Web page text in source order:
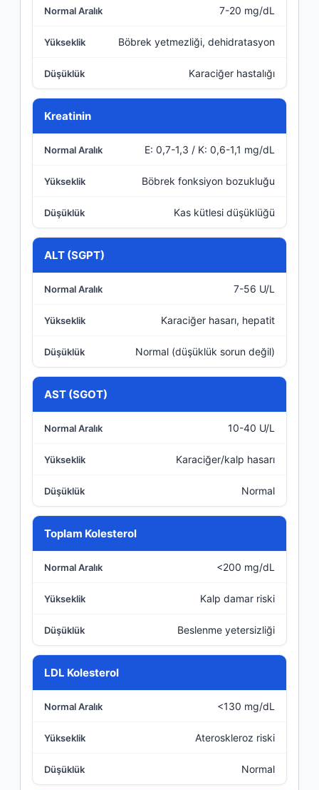
7-20 mg/dL
Böbrek yetmezliği, dehidratasyon
Karaciğer hastalığı
Kreatinin
E: 0,7-1,3 / K: 0,6-1,1 mg/dL
Böbrek fonksiyon bozukluğu
Kas kütlesi düşüklüğü
ALT (SGPT)
7-56 U/L
Karaciğer hasarı, hepatit
Normal (düşüklük sorun değil)
AST (SGOT)
10-40 U/L
Karaciğer/kalp hasarı
Normal
Toplam Kolesterol
<200 mg/dL
Kalp damar riski
Beslenme yetersizliği
LDL Kolesterol
<130 mg/dL
Ateroskleroz riski
Normal